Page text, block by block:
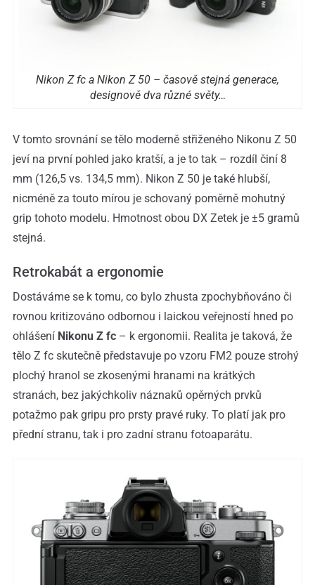
Nikon Z fc a Nikon Z 50 – časově stejná generace,
designově dva různé světy…
V tomto srovnání se tělo moderně střiženého Nikonu Z 50
jeví na první pohled jako kratší, a je to tak – rozdíl činí 8
mm (126,5 vs. 134,5 mm). Nikon Z 50 je také hlubší,
nicméně za touto mírou je schovaný poměrně mohutný
grip tohoto modelu. Hmotnost obou DX Zetek je ±5 gramů
stejná.
Retrokabát a ergonomie
Dostáváme se k tomu, co bylo zhusta zpochybňováno či
rovnou kritizováno odbornou i laickou veřejností hned po
ohlášení Nikonu Z fc – k ergonomii. Realita je taková, že
tělo Z fc skutečně představuje po vzoru FM2 pouze strohý
plochý hranol se zkosenými hranami na krátkých
stranách, bez jakýchkoliv náznaků opěrných prvků
potažmo pak gripu pro prsty pravé ruky. To platí jak pro
přední stranu, tak i pro zadní stranu fotoaparátu.